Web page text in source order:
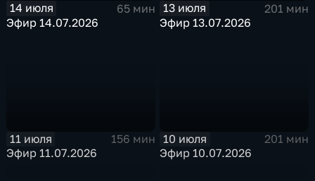
14 июля
65 мин
Эфир 14.07.2026
13 июля
201 мин
Эфир 13.07.2026
11 июля
156 мин
Эфир 11.07.2026
10 июля
201 мин
Эфир 10.07.2026